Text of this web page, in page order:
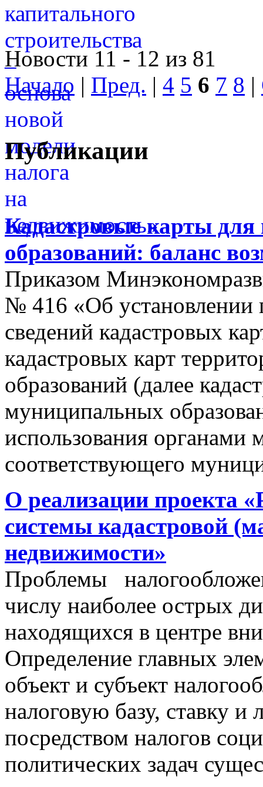
Новости 11 - 12 из 81
Начало | Пред. | 4 5 6 7 8 |
Публикации
Кадастровые карты
образований: баланс
Приказом
№ 416 «Об установлении
сведений кадастровых
кадастровых карт
образований (далее
муниципальных
использования органами
соответствующего
О реализации проекта
системы кадастровой
недвижимости»
Проблемы
числу наиболее острых
находящихся в центре
Определение главных
объект и субъект
налоговую базу, ставку и
посредством налогов
политических задач